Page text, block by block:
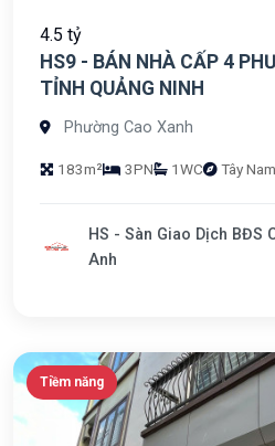
4.5 tỷ
HS9 - BÁN NHÀ CẤP 4
TỈNH QUẢNG NINH
Phường Cao Xanh
183m² 3PN 1WC Tây Nam
HS - Sàn Giao Dịch BĐS
Anh
Tiềm năng